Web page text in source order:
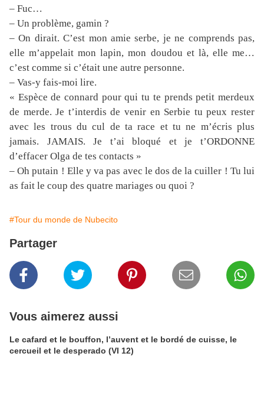
– Fuc…
– Un problème, gamin ?
– On dirait. C’est mon amie serbe, je ne comprends pas,
elle m’appelait mon lapin, mon doudou et là, elle me…
c’est comme si c’était une autre personne.
– Vas-y fais-moi lire.
« Espèce de connard pour qui tu te prends petit merdeux
de merde. Je t’interdis de venir en Serbie tu peux rester
avec les trous du cul de ta race et tu ne m’écris plus
jamais. JAMAIS. Je t’ai bloqué et je t’ORDONNE
d’effacer Olga de tes contacts »
– Oh putain ! Elle y va pas avec le dos de la cuiller ! Tu lui
as fait le coup des quatre mariages ou quoi ?
#Tour du monde de Nubecito
Partager
Vous aimerez aussi
Le cafard et le bouffon, l’auvent et le bordé de cuisse, le
cercueil et le desperado (VI 12)